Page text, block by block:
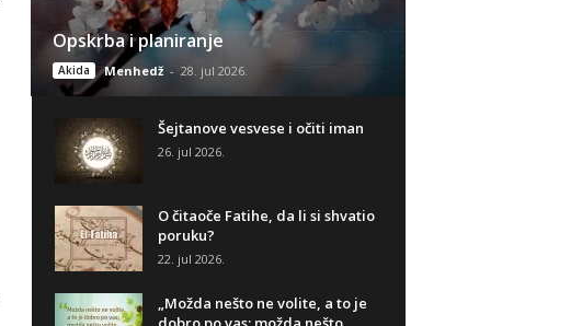
Opskrba i planiranje
Akida Menhedž - 28. jul 2026.
Šejtanove vesvese i očiti iman
26. jul 2026.
O čitaoče Fatihe, da li si shvatio
poruku?
22. jul 2026.
„Možda nešto ne volite, a to je